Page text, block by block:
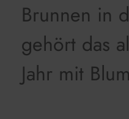
Brunnen in
gehört das
Jahr mit